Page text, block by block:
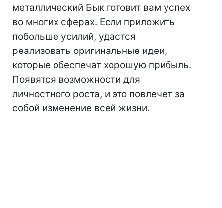
металлический Бык готовит вам успех
во многих сферах. Если приложить
побольше усилий, удастся
реализовать оригинальные идеи,
которые обеспечат хорошую прибыль.
Появятся возможности для
личностного роста, и это повлечет за
собой изменение всей жизни.